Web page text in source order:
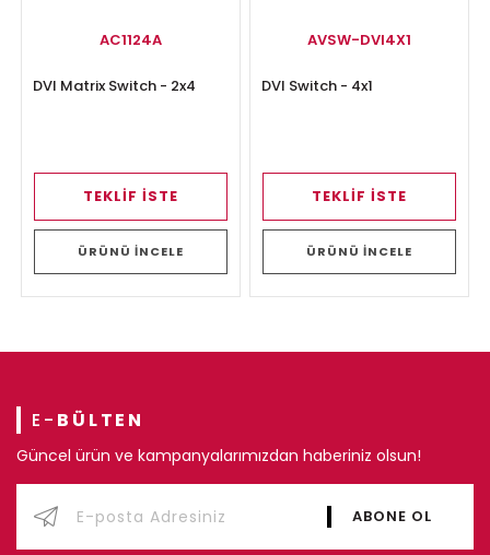
AC1124A
DVI Matrix Switch - 2x4
TEKLİF İSTE
ÜRÜNÜ İNCELE
AVSW-DVI4X1
DVI Switch - 4x1
TEKLİF İSTE
ÜRÜNÜ İNCELE
E- BÜLTEN
Güncel ürün ve kampanyalarımızdan haberiniz olsun!